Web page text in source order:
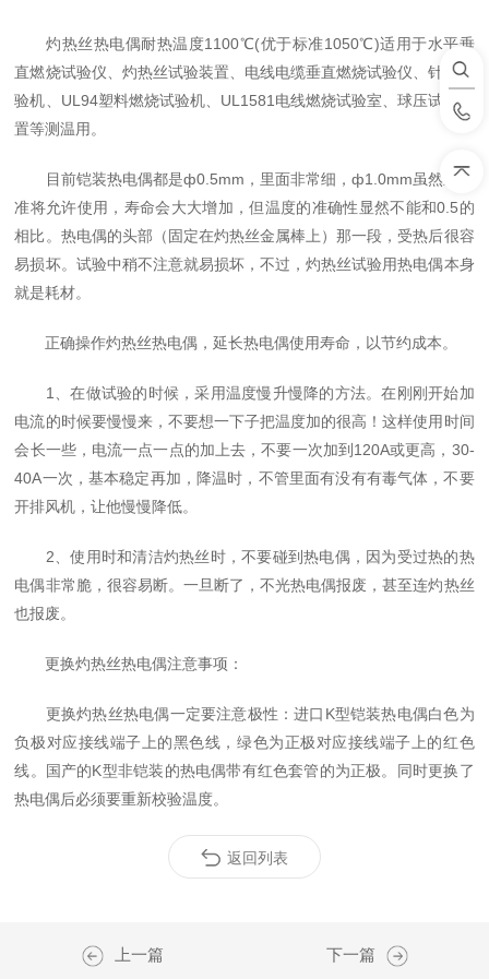
灼热丝热电偶耐热温度1100℃(优于标准1050℃)适用于水平垂
直燃烧试验仪、灼热丝试验装置、电线电缆垂直燃烧试验仪、针焰试
验机、UL94塑料燃烧试验机、UL1581电线燃烧试验室、球压试验装
置等测温用。
目前铠装热电偶都是ф0.5mm，里面非常细，ф1.0mm虽然新标
准将允许使用，寿命会大大增加，但温度的准确性显然不能和0.5的
相比。热电偶的头部（固定在灼热丝金属棒上）那一段，受热后很容
易损坏。试验中稍不注意就易损坏，不过，灼热丝试验用热电偶本身
就是耗材。
正确操作灼热丝热电偶，延长热电偶使用寿命，以节约成本。
1、在做试验的时候，采用温度慢升慢降的方法。在刚刚开始加
电流的时候要慢慢来，不要想一下子把温度加的很高！这样使用时间
会长一些，电流一点一点的加上去，不要一次加到120A或更高，30-
40A一次，基本稳定再加，降温时，不管里面有没有有毒气体，不要
开排风机，让他慢慢降低。
2、使用时和清洁灼热丝时，不要碰到热电偶，因为受过热的热
电偶非常脆，很容易断。一旦断了，不光热电偶报废，甚至连灼热丝
也报废。
更换灼热丝热电偶注意事项：
更换灼热丝热电偶一定要注意极性：进口K型铠装热电偶白色为
负极对应接线端子上的黑色线，绿色为正极对应接线端子上的红色
线。国产的K型非铠装的热电偶带有红色套管的为正极。同时更换了
热电偶后必须要重新校验温度。
返回列表
上一篇 下一篇